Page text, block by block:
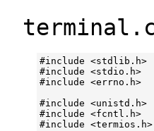
#include <stdlib.h>
#include <stdio.h>
#include <errno.h>
#include <unistd.h>
#include <fcntl.h>
#include <termios.h>